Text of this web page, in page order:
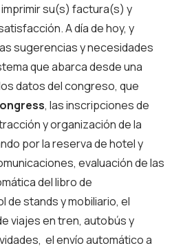
su(s) factura(s) y
A día de hoy, y
sugerencias y necesidades
que abarca desde una
datos del congreso, que
, las inscripciones de
y organización de la
por la reserva de hotel y
evaluación de las
del libro de
de stands y mobiliario, el
viajes en tren, autobús y
el envío automático a